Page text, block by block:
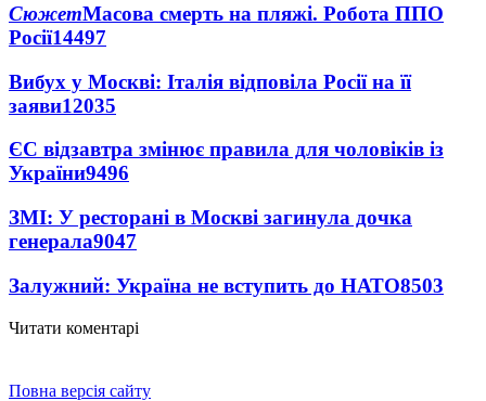
СюжетМасова смерть на пляжі. Робота ППО
Росії14497
Вибух у Москві: Італія відповіла Росії на її
заяви12035
ЄС відзавтра змінює правила для чоловіків із
України9496
ЗМІ: У ресторані в Москві загинула дочка
генерала9047
Залужний: Україна не вступить до НАТО8503
Читати коментарі
Повна версія сайту